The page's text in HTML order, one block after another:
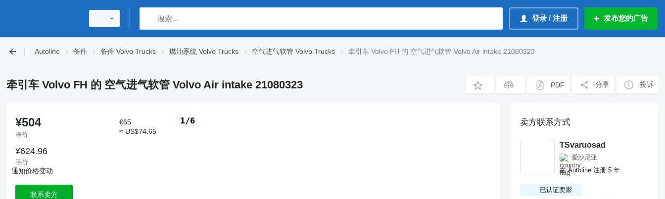
登录 / 注册 发布您的广告
Autoline 备件 备件 Volvo Trucks 燃油系统 Volvo Trucks 空气进气软管 Volvo Trucks 牵引车 Volvo FH 的 空气进气软管 Volvo Air intake 21080323
牵引车 Volvo FH 的 空气进气软管 Volvo Air intake 21080323 PDF 分享 投诉
1/6
¥504
净价
€65
≈ US$74.65
¥624.96
毛价
通知价格变动
联系卖方
卖方联系方式
TSvaruosad
爱沙尼亚
在 Autoline 注册 5 年
已认证卖家